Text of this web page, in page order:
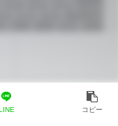
コピー